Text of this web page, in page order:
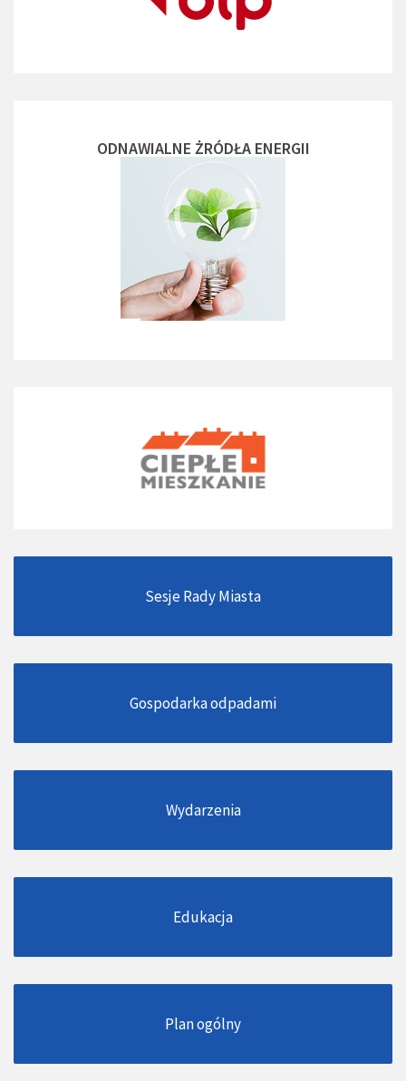
ODNAWIALNE ŻRÓDŁA ENERGII
Sesje Rady Miasta
Gospodarka odpadami
Wydarzenia
Edukacja
Plan ogólny